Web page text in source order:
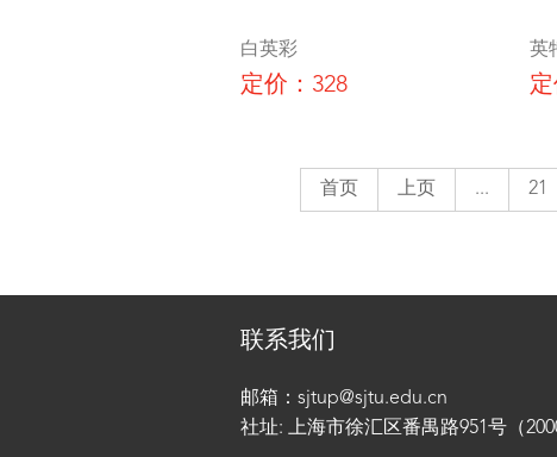
白英彩
定价：328
英
首页 上页 ... 21
联系我们
邮箱：sjtup@sjtu.edu.cn
社址: 上海市徐汇区番禺路951号（